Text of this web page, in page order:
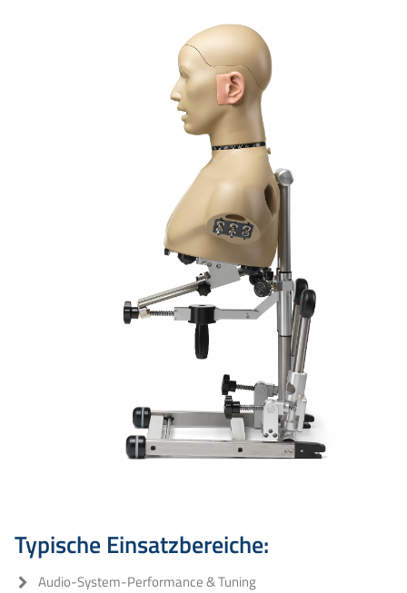
Typische Einsatzbereiche:
Audio-System-Performance & Tuning